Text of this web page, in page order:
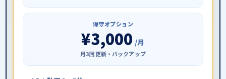
保守オプション
¥3,000 /月
月3回更新・バックアップ